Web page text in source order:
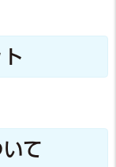
て